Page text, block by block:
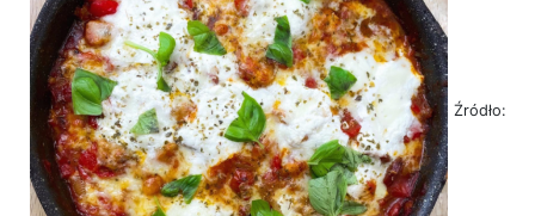
Źródło: